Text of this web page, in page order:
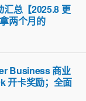
总【2025.8 更
两个月的
Business 商业
开卡奖励；全面